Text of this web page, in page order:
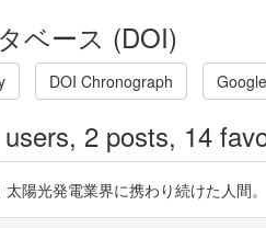
ベース (DOI)
DOI Chronograph
2 posts, 14
陽光発電業界に携わり続けた人間